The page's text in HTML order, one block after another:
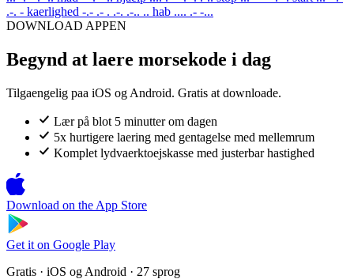
.-. - kaerlighed -.- .- . .-. .-.. .. hab .... .- -...
DOWNLOAD APPEN
Begynd at laere morsekode i dag
Tilgaengelig paa iOS og Android. Gratis at downloade.
Lær på blot 5 minutter om dagen
5x hurtigere laering med gentagelse med mellemrum
Komplet lydvaerktoejskasse med justerbar hastighed
Download on the App Store
Get it on Google Play
Gratis · iOS og Android · 27 sprog